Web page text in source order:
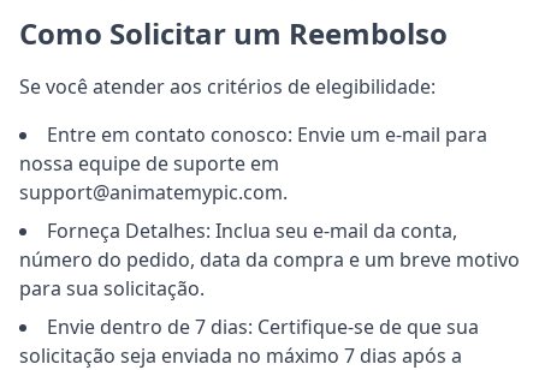
Como Solicitar um Reembolso
Se você atender aos critérios de elegibilidade:
Entre em contato conosco: Envie um e-mail para
nossa equipe de suporte em
support@animatemypic.com.
Forneça Detalhes: Inclua seu e-mail da conta,
número do pedido, data da compra e um breve motivo
para sua solicitação.
Envie dentro de 7 dias: Certifique-se de que sua
solicitação seja enviada no máximo 7 dias após a